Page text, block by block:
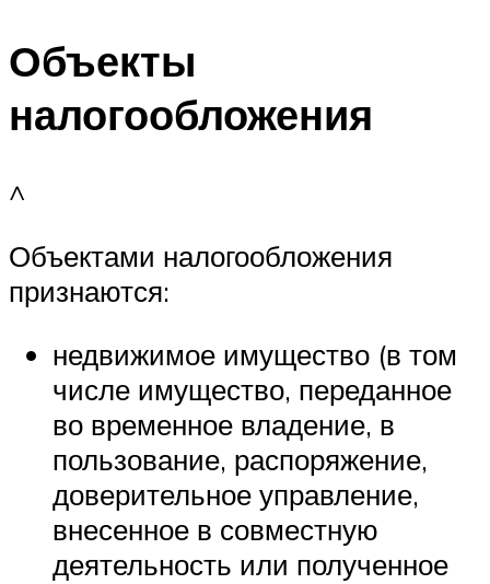
Объекты
налогообложения
^
Объектами налогообложения
признаются:
недвижимое имущество (в том
числе имущество, переданное
во временное владение, в
пользование, распоряжение,
доверительное управление,
внесенное в совместную
деятельность или полученное